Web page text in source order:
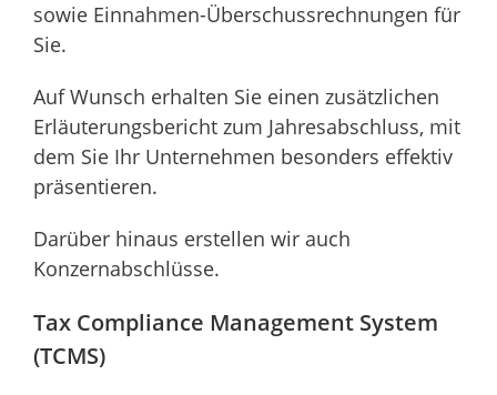
sowie Einnahmen-Überschussrechnungen für
Sie.
Auf Wunsch erhalten Sie einen zusätzlichen
Erläuterungsbericht zum Jahresabschluss, mit
dem Sie Ihr Unternehmen besonders effektiv
präsentieren.
Darüber hinaus erstellen wir auch
Konzernabschlüsse.
Tax Compliance Management System
(TCMS)